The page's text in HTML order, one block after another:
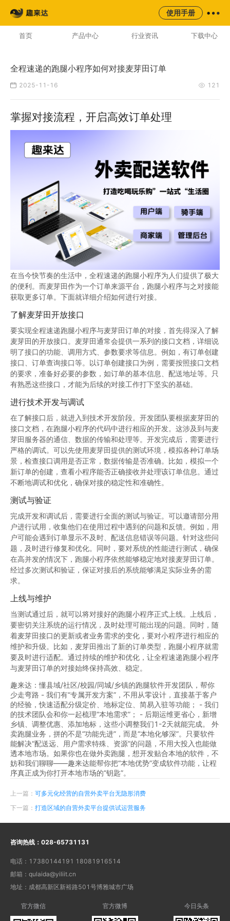
使用手册
首页 产品中心 行业资讯 下载中心
AI云配服务生态平台
全程速递的跑腿小程序如何对接麦芽田订单
2025-11-16 121
掌握对接流程，开启高效订单处理
在当今快节奏的生活中，全程速递的跑腿小程序为人们提供了极大
的便利。而麦芽田作为一个订单来源平台，跑腿小程序与之对接能
获取更多订单。下面就详细介绍如何进行对接。
了解麦芽田开放接口
要实现全程速递跑腿小程序与麦芽田订单的对接，首先得深入了解
麦芽田的开放接口。麦芽田通常会提供一系列的接口文档，详细说
明了接口的功能、调用方式、参数要求等信息。例如，有订单创建
接口、订单查询接口等。以订单创建接口为例，需要按照接口文档
的要求，准备好必要的参数，如订单的基本信息、配送地址等。只
有熟悉这些接口，才能为后续的对接工作打下坚实的基础。
进行技术开发与调试
在了解接口后，就进入到技术开发阶段。开发团队要根据麦芽田的
接口文档，在跑腿小程序的代码中进行相应的开发。这涉及到与麦
芽田服务器的通信、数据的传输和处理等。开发完成后，需要进行
严格的调试。可以先使用麦芽田提供的测试环境，模拟各种订单场
景，检查接口调用是否正常，数据传输是否准确。比如，模拟一个
新订单的创建，查看小程序能否正确接收并处理该订单信息。通过
不断地调试和优化，确保对接的稳定性和准确性。
测试与验证
完成开发和调试后，需要进行全面的测试与验证。可以邀请部分用
户进行试用，收集他们在使用过程中遇到的问题和反馈。例如，用
户可能会遇到订单显示不及时、配送信息错误等问题。针对这些问
题，及时进行修复和优化。同时，要对系统的性能进行测试，确保
在高并发的情况下，跑腿小程序依然能够稳定地对接麦芽田订单。
经过多次测试和验证，保证对接后的系统能够满足实际业务的需
求。
上线与维护
当测试通过后，就可以将对接好的跑腿小程序正式上线。上线后，
要密切关注系统的运行情况，及时处理可能出现的问题。同时，随
着麦芽田接口的更新或者业务需求的变化，要对小程序进行相应的
维护和升级。比如，麦芽田推出了新的订单类型，跑腿小程序就需
要及时进行适配。通过持续的维护和优化，让全程速递跑腿小程序
与麦芽田订单的对接始终保持高效、稳定。
趣来达：懂县域/社区/校园/同城/乡镇的跑腿软件开发团队，帮你
少走弯路 - 我们有“专属开发方案”，不用从零设计，直接基于客户
的经验，快速适配分级定价、地标定位、简易入驻等功能； - 我们
的技术团队会和你一起梳理“本地需求”； - 后期运维更省心，新增
乡镇、调整优惠、添加地标，这些小调整我们1-2天就能完成。 外
卖跑腿业务，拼的不是“功能先进”，而是“本地化够深”。只要软件
能解决“配送远、用户需求特殊、资源”的问题，不用大投入也能做
透本地市场。如果你也在做外卖跑腿，想开发贴合本地的软件，不
妨和我们聊聊——趣来达能帮你把“本地优势”变成软件功能，让程
序真正成为你打开本地市场的“钥匙”。
上一篇： 可多元化经营的自营外卖平台无隐形消费
下一篇： 打造区域的自营外卖平台提供试运营服务
咨询热线： 028-65731131
电话： 17380144191 18081916514
邮箱： qulaida@yiliit.cn
地址： 成都高新区新裕路501号博雅城市广场
官方微信 官方微博 今日头条